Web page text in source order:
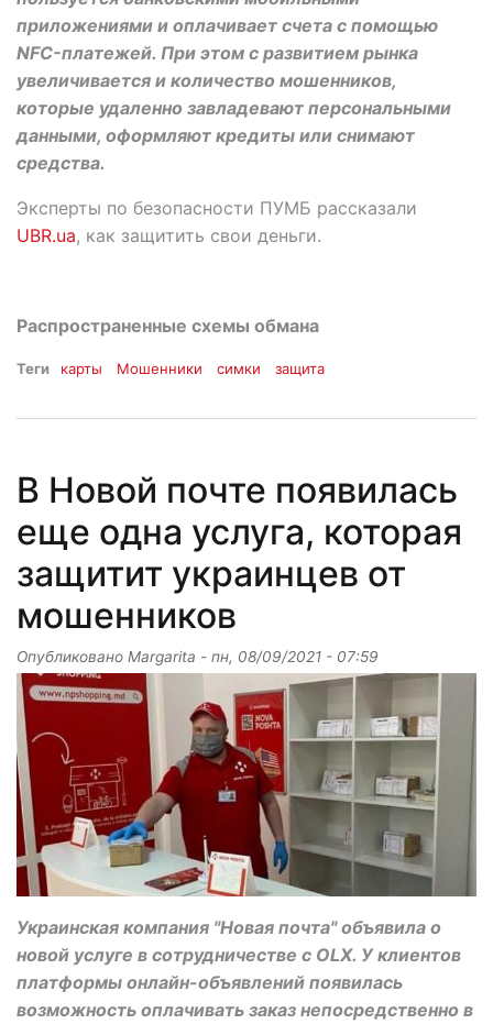
приложениями и оплачивает счета с помощью
NFC-платежей. При этом с развитием рынка
увеличивается и количество мошенников,
которые удаленно завладевают персональными
данными, оформляют кредиты или снимают
средства.
Эксперты по безопасности ПУМБ рассказали
UBR.ua, как защитить свои деньги.
Распространенные схемы обмана
Теги карты Мошенники симки защита
В Новой почте появилась
еще одна услуга, которая
защитит украинцев от
мошенников
Опубликовано Margarita - пн, 08/09/2021 - 07:59
Украинская компания "Новая почта" объявила о
новой услуге в сотрудничестве с OLX. У клиентов
платформы онлайн-объявлений появилась
возможность оплачивать заказ непосредственно в